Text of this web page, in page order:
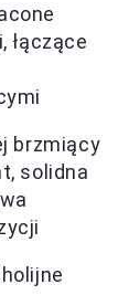
łączące
brzmiący
solidna